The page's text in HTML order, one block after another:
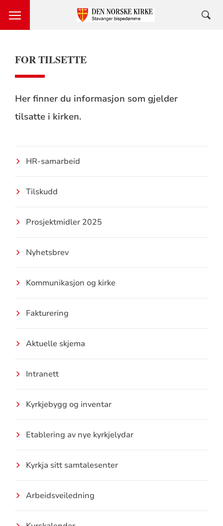
FOR TILSETTE
Her finner du informasjon som gjelder
tilsatte i kirken.
HR-samarbeid
Tilskudd
Prosjektmidler 2025
Nyhetsbrev
Kommunikasjon og kirke
Fakturering
Aktuelle skjema
Intranett
Kyrkjebygg og inventar
Etablering av nye kyrkjelydar
Kyrkja sitt samtalesenter
Arbeidsveiledning